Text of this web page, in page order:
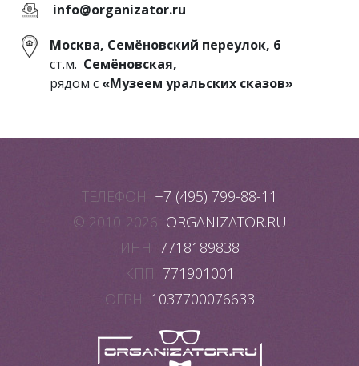
info@organizator.ru
Москва, Семёновский переулок, 6
ст.м. Семёновская,
рядом с «Музеем уральских сказов»
ТЕЛЕФОН +7 (495) 799-88-11
© 2010-2026 ORGANIZATOR.RU
ИНН 7718189838
КПП 771901001
ОГРН 1037700076633